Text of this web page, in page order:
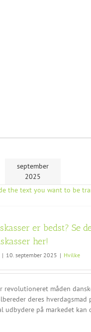
september
2025
er bedst? Se
her!
| 10. september 2025 | Hvilke
revolutioneret måden
deres hverdagsmad
udbydere på markedet kan